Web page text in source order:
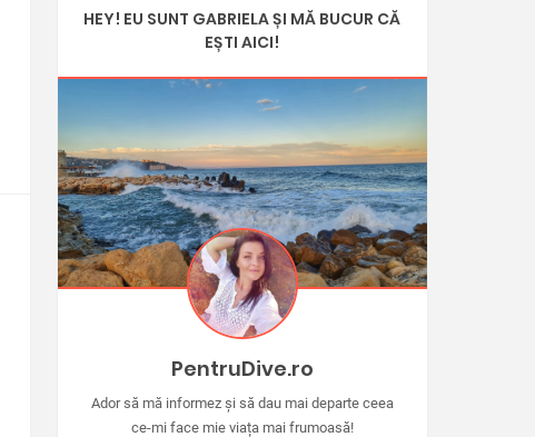
HEY! EU SUNT GABRIELA ȘI MĂ BUCUR CĂ
EȘTI AICI!
PentruDive.ro
Ador să mă informez și să dau mai departe ceea
ce-mi face mie viața mai frumoasă!